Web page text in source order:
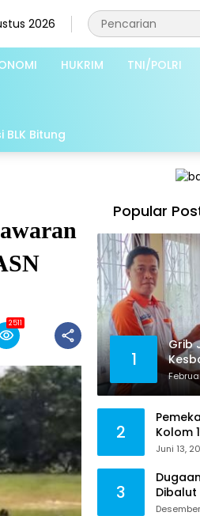
2026
HUKRIM TNI/POLRI
Bitung
2511
Popular
1
Grib
2
Kolom
Juni 13,
3
Dibalut